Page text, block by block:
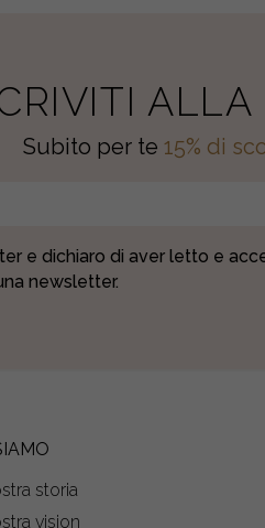
Subito per te 15% di
e dichiaro di aver letto e
newsletter.
storia
vision